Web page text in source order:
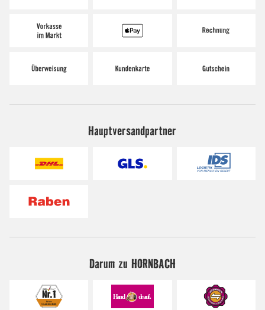
Hauptversandpartner
Darum zu HORNBACH